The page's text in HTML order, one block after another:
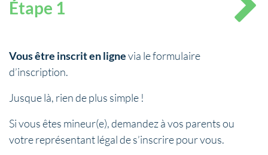
Étape 1
Vous être inscrit en lignevia le formulaire
d’inscription.
Jusque là, rien de plus simple !
Si vous êtes mineur(e), demandez à vos parents ou
votre représentant légal de s’inscrire pour vous.